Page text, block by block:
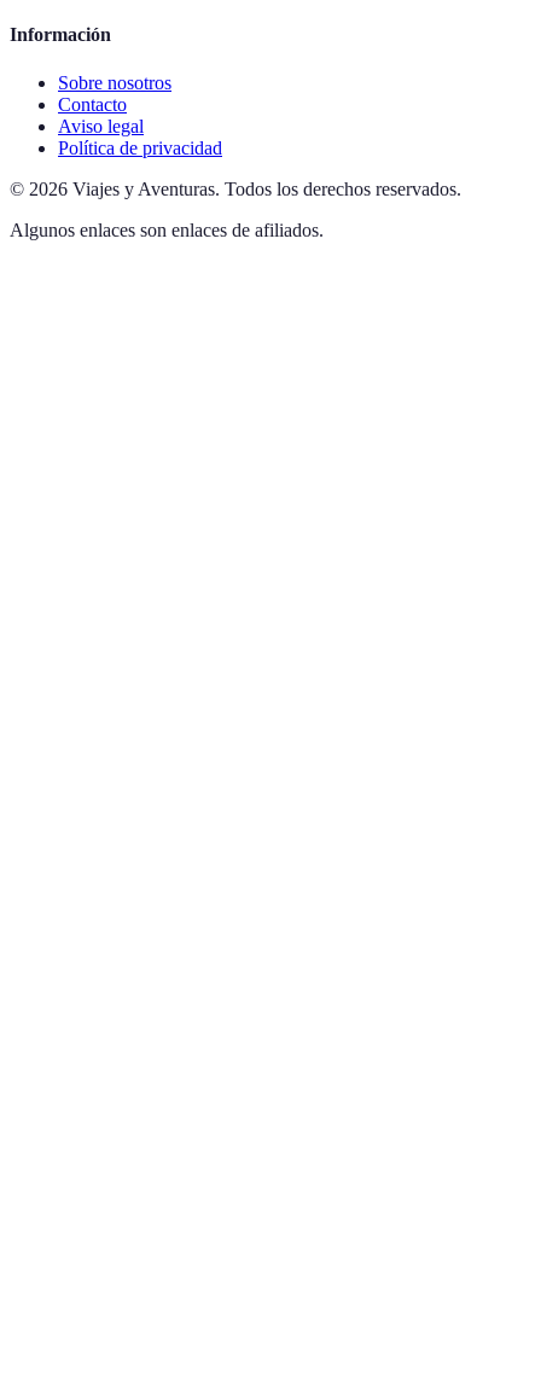
Información
Sobre nosotros
Contacto
Aviso legal
Política de privacidad
© 2026 Viajes y Aventuras. Todos los derechos reservados.
Algunos enlaces son enlaces de afiliados.